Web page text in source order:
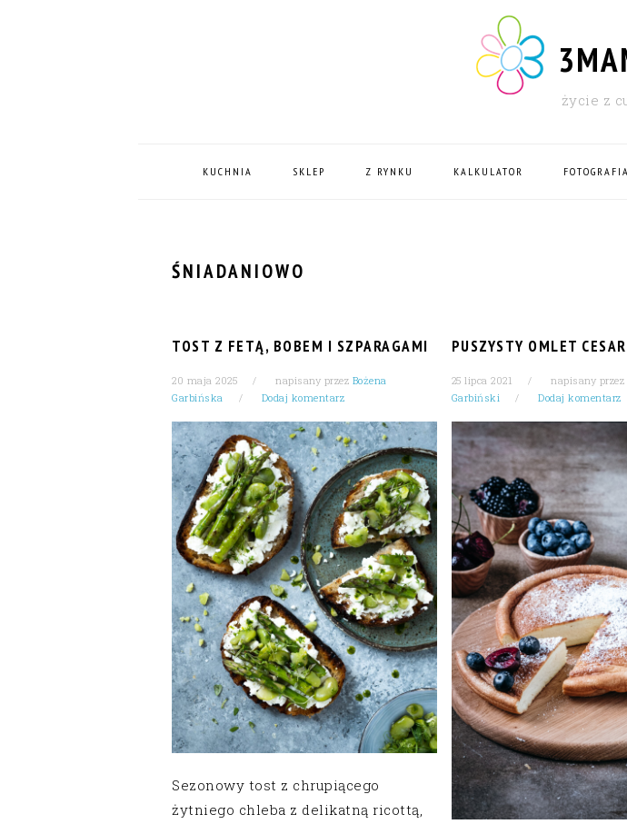
życie z
KUCHNIA SKLEP Z RYNKU KALKULATOR
ŚNIADANIOWO
TOST Z FETĄ, BOBEM I SZPARAGAMI
20 maja 2025 napisany przez Bożena
Garbińska
Dodaj komentarz
Sezonowy tost z chrupiącego
żytniego chleba z delikatną ricottą,
PUSZYSTY OMLET
25 lipca 2021 napisany przez
Garbiński
Dodaj komentarz